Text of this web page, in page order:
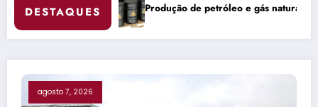
DESTAQUES
e gás natural do Brasil atinge 5,842 milhões de boe/d em junho
China Coke Market
agosto 7, 2026